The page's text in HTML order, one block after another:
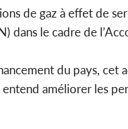
de gaz à effet de
dans le cadre de
du pays,
améliorer les